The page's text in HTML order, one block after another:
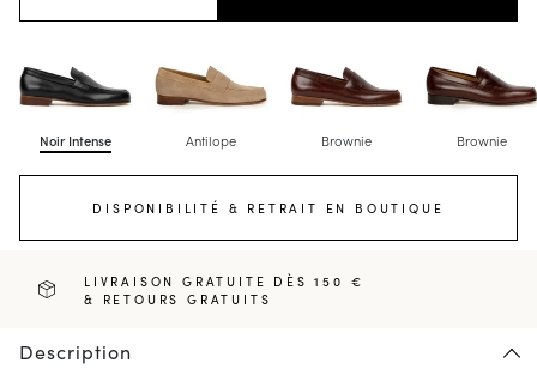
Noir Intense Antilope Brownie Brownie
DISPONIBILITÉ & RETRAIT EN BOUTIQUE
LIVRAISON GRATUITE DÈS 150 €
& RETOURS GRATUITS
Description